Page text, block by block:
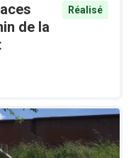
de la
Réalisé